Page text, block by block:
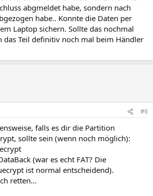
abgmeldet habe, sondern nach
habe.. Konnte die Daten per
Laptop sichern. Sollte das nochmal
das Teil definitiv noch mal beim Händler
#6
falls es dir die Partition
sollte sein (wenn noch möglich):
(war es echt FAT? Die
ist normal entscheidend).
retten...